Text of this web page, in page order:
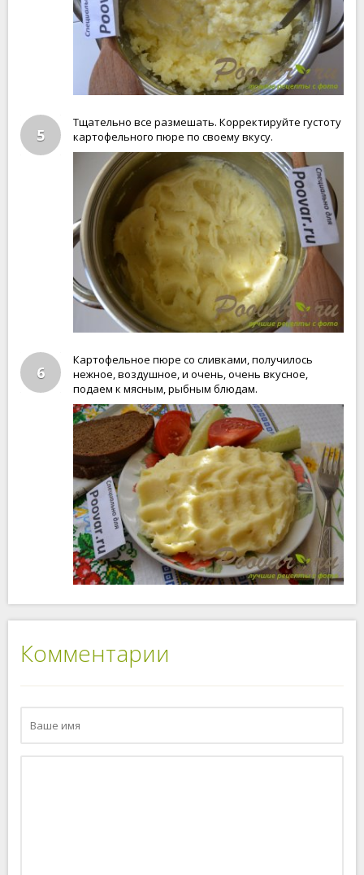
5
Тщательно все размешать. Корректируйте густоту
картофельного пюре по своему вкусу.
6
Картофельное пюре со сливками, получилось
нежное, воздушное, и очень, очень вкусное,
подаем к мясным, рыбным блюдам.
Комментарии